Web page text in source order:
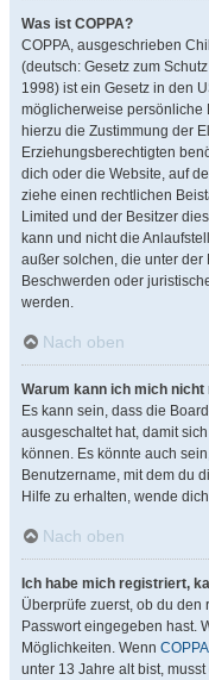
Was ist COPPA?
COPPA, ausgeschrieben
(deutsch: Gesetz zum
1998) ist ein Gesetz in den
möglicherweise persönliche
hierzu die Zustimmung der
Erziehungsberechtigten
dich oder die Website, auf
ziehe einen rechtlichen
Limited und der Besitzer
kann und nicht die
außer solchen, die unter der
Beschwerden oder
werden.
Nach oben
Warum kann ich mich
Es kann sein, dass die
ausgeschaltet hat, damit
können. Es könnte auch
Benutzername, mit dem du
Hilfe zu erhalten, wende
Nach oben
Ich habe mich registriert,
Überprüfe zuerst, ob du
Passwort eingegeben hast.
Möglichkeiten. Wenn COPPA
unter 13 Jahre alt bist,